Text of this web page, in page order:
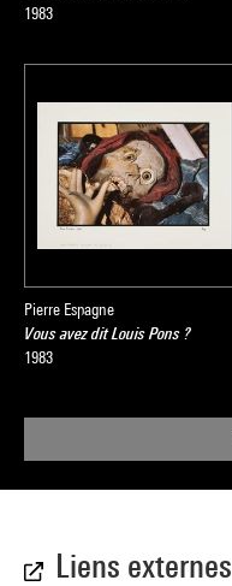
1983
Pierre Espagne
Vous avez dit Louis Pons ?
1983
Liens externes